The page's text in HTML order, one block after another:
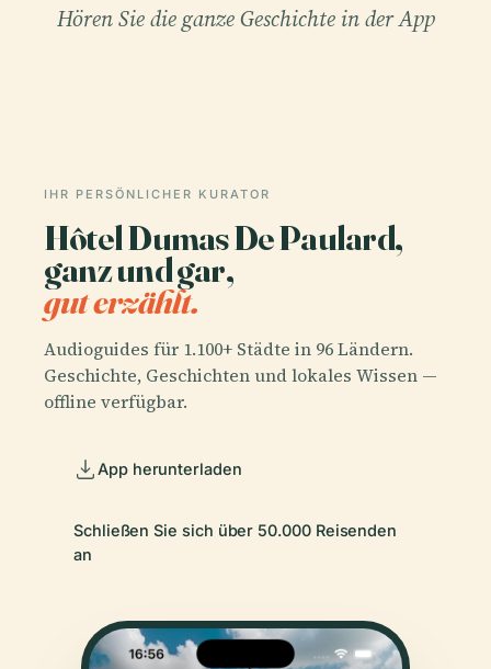
Hören Sie die ganze Geschichte in der App
IHR PERSÖNLICHER KURATOR
Hôtel Dumas De Paulard,
ganz und gar,
gut erzählt.
Audioguides für 1.100+ Städte in 96 Ländern.
Geschichte, Geschichten und lokales Wissen —
offline verfügbar.
App herunterladen
Schließen Sie sich über 50.000 Reisenden
an